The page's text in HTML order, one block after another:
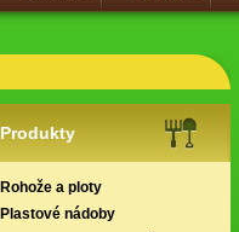
Produkty
Rohože a ploty
Plastové nádoby